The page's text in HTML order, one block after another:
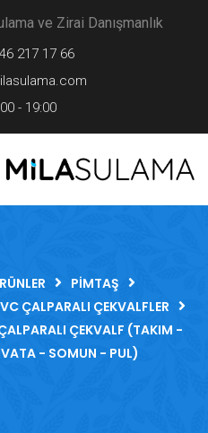
ve Zirai Danışmanlık
217 17 66
- 19:00
PIMTAŞ
ÇALPARALI ÇEKVALFLER
ÇEKVALF (TAKIM -
- SOMUN - PUL)